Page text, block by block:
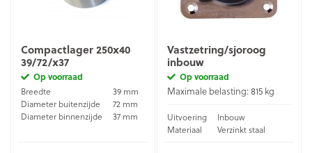
Compactlager 250x40
39/72/x37
Op voorraad
Breedte
39 mm
Diameter buitenzijde
72 mm
Diameter binnenzijde
37 mm
Vastzetring/sjoroog
inbouw
Op voorraad
Maximale belasting: 815 kg
Uitvoering
Inbouw
Materiaal
Verzinkt staal